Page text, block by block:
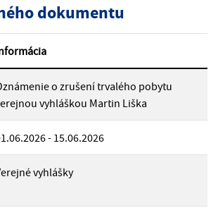
od:
do:
dokumentu
o zrušení trvalého pobytu
vyhláškou Martin Liška
- 15.06.2026
vyhlášky